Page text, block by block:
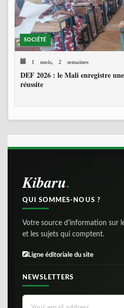
SOCIÉTÉ
1 mois, 2 semaines
DEF 2026 : le Mali enregistre
réussite
Kibaru
QUI SOMMES-NOUS ?
Votre source d'information sur
et les sujets qui comptent.
Ligne éditoriale du site
NEWSLETTERS